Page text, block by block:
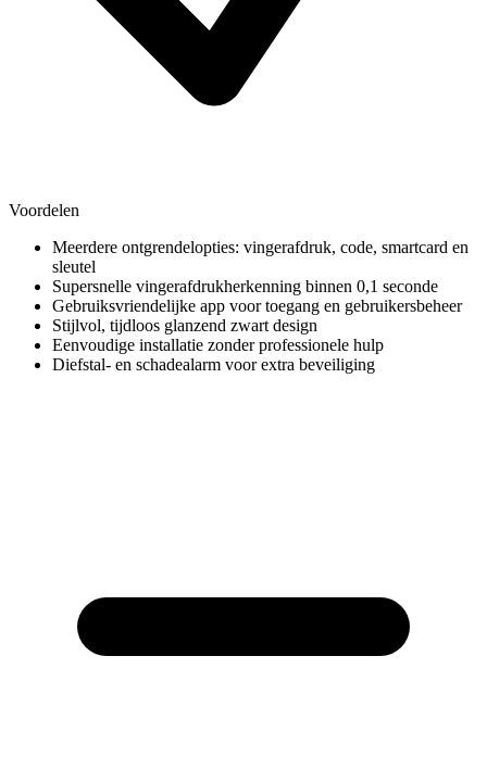
Voordelen
Meerdere ontgrendelopties: vingerafdruk, code, smartcard en
sleutel
Supersnelle vingerafdrukherkenning binnen 0,1 seconde
Gebruiksvriendelijke app voor toegang en gebruikersbeheer
Stijlvol, tijdloos glanzend zwart design
Eenvoudige installatie zonder professionele hulp
Diefstal- en schadealarm voor extra beveiliging